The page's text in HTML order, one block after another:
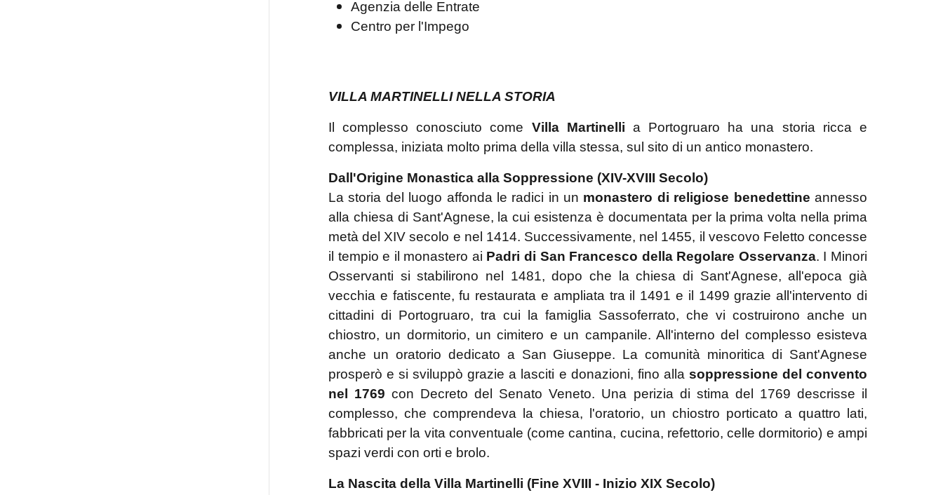
Agenzia delle Entrate
Centro per l'Impego
VILLA MARTINELLI NELLA STORIA
Il complesso conosciuto come Villa Martinelli a Portogruaro ha una storia ricca e
complessa, iniziata molto prima della villa stessa, sul sito di un antico monastero.
Dall'Origine Monastica alla Soppressione (XIV-XVIII Secolo)
La storia del luogo affonda le radici in un monastero di religiose benedettine annesso
alla chiesa di Sant'Agnese, la cui esistenza è documentata per la prima volta nella prima
metà del XIV secolo e nel 1414. Successivamente, nel 1455, il vescovo Feletto concesse
il tempio e il monastero ai Padri di San Francesco della Regolare Osservanza. I Minori
Osservanti si stabilirono nel 1481, dopo che la chiesa di Sant'Agnese, all'epoca già
vecchia e fatiscente, fu restaurata e ampliata tra il 1491 e il 1499 grazie all'intervento di
cittadini di Portogruaro, tra cui la famiglia Sassoferrato, che vi costruirono anche un
chiostro, un dormitorio, un cimitero e un campanile. All'interno del complesso esisteva
anche un oratorio dedicato a San Giuseppe. La comunità minoritica di Sant'Agnese
prosperò e si sviluppò grazie a lasciti e donazioni, fino alla soppressione del convento
nel 1769 con Decreto del Senato Veneto. Una perizia di stima del 1769 descrisse il
complesso, che comprendeva la chiesa, l'oratorio, un chiostro porticato a quattro lati,
fabbricati per la vita conventuale (come cantina, cucina, refettorio, celle dormitorio) e ampi
spazi verdi con orti e brolo.
La Nascita della Villa Martinelli (Fine XVIII - Inizio XIX Secolo)